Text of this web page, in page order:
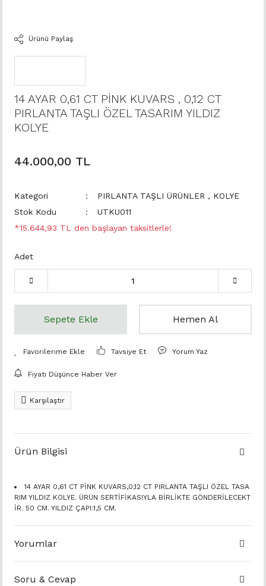
Ürünü Paylaş
14 AYAR 0,61 CT PİNK KUVARS , 0,12 CT
PIRLANTA TAŞLI ÖZEL TASARIM YILDIZ
KOLYE
44.000,00 TL
Kategori PIRLANTA TAŞLI ÜRÜNLER , KOLYE
Stok Kodu
UTKU011
*15.644,93 TL den başlayan taksitlerle!
Adet
Sepete Ekle Hemen Al
Tavsiye Et Yorum Yaz
Fiyatı Düşünce Haber Ver
Karşılaştır
Ürün Bilgisi
14 AYAR 0,61 CT PİNK KUVARS,0,12 CT PIRLANTA TAŞLI ÖZEL TASA
RIM YILDIZ KOLYE. ÜRÜN SERTİFİKASIYLA BİRLİKTE GÖNDERİLECEKT
İR. 50 CM. YILDIZ ÇAPI:1,5 CM.
Yorumlar
Soru & Cevap